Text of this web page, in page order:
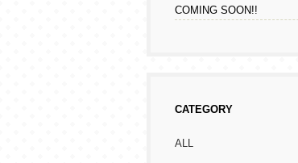
COMING SOON!!
CATEGORY
ALL